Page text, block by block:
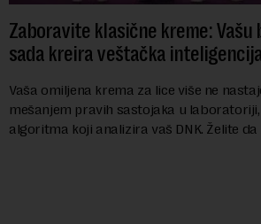
Zaboravite klasične kreme:
sada kreira veštačka
Vaša omiljena krema za lice više ne
mešanjem pravih sastojaka u
algoritma koji analizira vaš DNK. Želite